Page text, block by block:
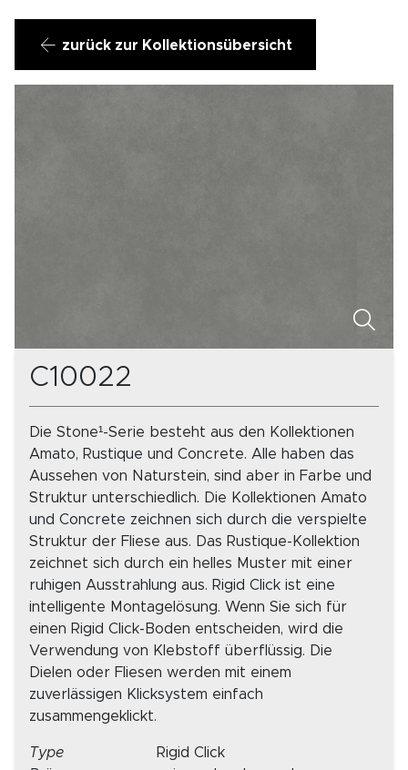
zurück zur Kollektionsübersicht
C10022
Die Stone¹-Serie besteht aus den Kollektionen
Amato, Rustique und Concrete. Alle haben das
Aussehen von Naturstein, sind aber in Farbe und
Struktur unterschiedlich. Die Kollektionen Amato
und Concrete zeichnen sich durch die verspielte
Struktur der Fliese aus. Das Rustique-Kollektion
zeichnet sich durch ein helles Muster mit einer
ruhigen Ausstrahlung aus. Rigid Click ist eine
intelligente Montagelösung. Wenn Sie sich für
einen Rigid Click-Boden entscheiden, wird die
Verwendung von Klebstoff überflüssig. Die
Dielen oder Fliesen werden mit einem
zuverlässigen Klicksystem einfach
zusammengeklickt.
Type
Rigid Click